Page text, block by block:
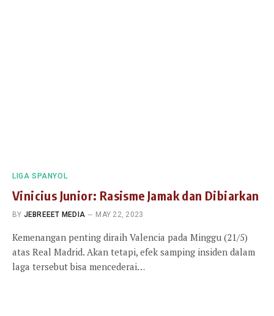
LIGA SPANYOL
Vinicius Junior: Rasisme Jamak dan Dibiarkan
BY JEBREEET MEDIA MAY 22, 2023
Kemenangan penting diraih Valencia pada Minggu (21/5)
atas Real Madrid. Akan tetapi, efek samping insiden dalam
laga tersebut bisa mencederai…